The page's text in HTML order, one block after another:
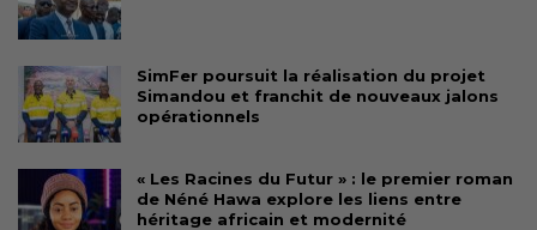
SimFer poursuit la réalisation du projet
Simandou et franchit de nouveaux jalons
opérationnels
« Les Racines du Futur » : le premier roman
de Néné Hawa explore les liens entre
héritage africain et modernité